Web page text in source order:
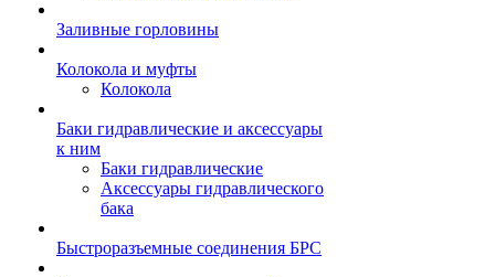
Заливные горловины
Колокола и муфты
Колокола
Баки гидравлические и аксессуары
к ним
Баки гидравлические
Аксессуары гидравлического
бака
Быстроразъемные соединения БРС